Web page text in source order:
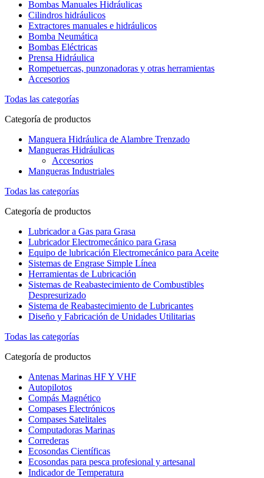
Bombas Manuales Hidráulicas
Cilindros hidráulicos
Extractores manuales e hidráulicos
Bomba Neumática
Bombas Eléctricas
Prensa Hidráulica
Rompetuercas, punzonadoras y otras herramientas
Accesorios
Todas las categorías
Categoría de productos
Manguera Hidráulica de Alambre Trenzado
Mangueras Hidráulicas
Accesorios
Mangueras Industriales
Todas las categorías
Categoría de productos
Lubricador a Gas para Grasa
Lubricador Electromecánico para Grasa
Equipo de lubricación Electromecánico para Aceite
Sistemas de Engrase Simple Línea
Herramientas de Lubricación
Sistemas de Reabastecimiento de Combustibles
Despresurizado
Sistema de Reabastecimiento de Lubricantes
Diseño y Fabricación de Unidades Utilitarias
Todas las categorías
Categoría de productos
Antenas Marinas HF Y VHF
Autopilotos
Compás Magnético
Compases Electrónicos
Compases Satelitales
Computadoras Marinas
Correderas
Ecosondas Científicas
Ecosondas para pesca profesional y artesanal
Indicador de Temperatura